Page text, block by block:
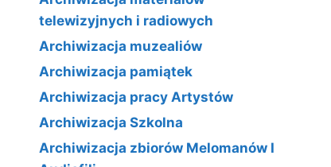
telewizyjnych i radiowych
Archiwizacja muzealiów
Archiwizacja pamiątek
Archiwizacja pracy Artystów
Archiwizacja Szkolna
Archiwizacja zbiorów Melomanów I